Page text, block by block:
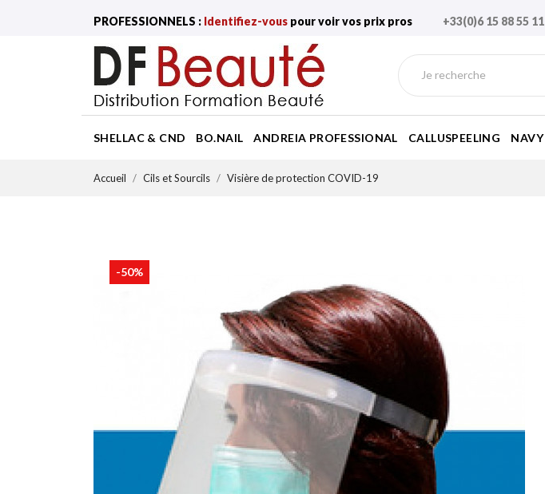
PROFESSIONNELS : Identifiez-vous pour voir vos prix pros +33(0)6 15 88 55 11
SHELLAC & CND BO.NAIL ANDREIA PROFESSIONAL CALLUSPEELING NAVY
Accueil Cils et Sourcils Visière de protection COVID-19
-50%